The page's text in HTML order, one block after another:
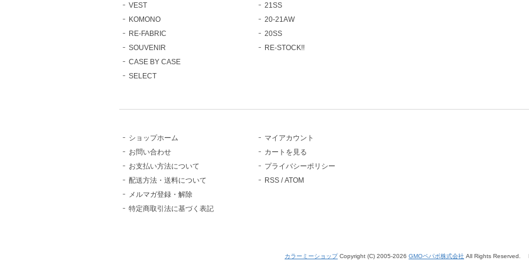
VEST
KOMONO
RE-FABRIC
SOUVENIR
CASE BY CASE
SELECT
21SS
20-21AW
20SS
RE-STOCK!!
ショップホーム
お問い合わせ
お支払い方法について
配送方法・送料について
メルマガ登録・解除
特定商取引法に基づく表記
マイアカウント
カートを見る
プライバシーポリシー
RSS /ATOM
カラーミーショップCopyright (C) 2005-2026GMOペパボ株式会社 All Rights Reserved.